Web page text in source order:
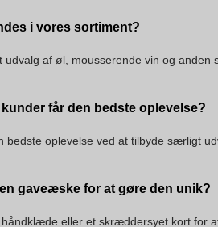
i vores sortiment?
udvalg af øl, mousserende vin og
får den bedste oplevelse?
bedste oplevelse ved at tilbyde særligt
gaveæske for at gøre den unik?
eller et skræddersyet kort for